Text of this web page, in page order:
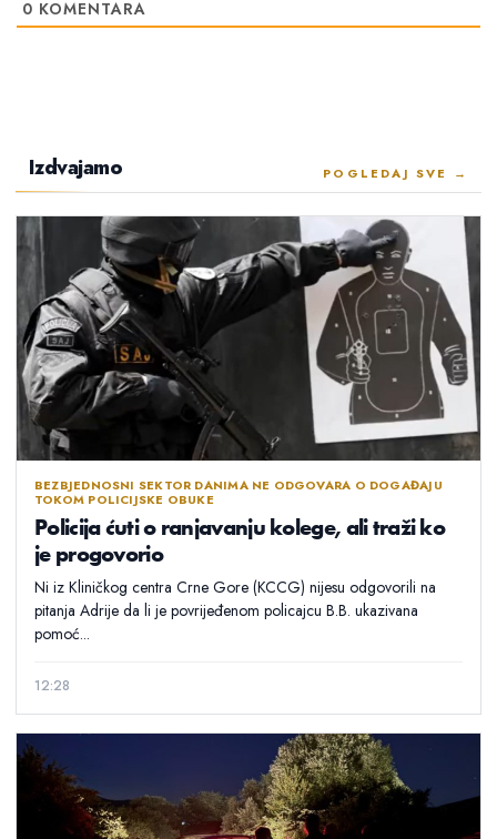
0 KOMENTARA
Izdvajamo POGLEDAJ SVE →
BEZBJEDNOSNI SEKTOR DANIMA NE ODGOVARA O DOGAĐAJU
TOKOM POLICIJSKE OBUKE
Policija ćuti o ranjavanju kolege, ali traži ko
je progovorio
Ni iz Kliničkog centra Crne Gore (KCCG) nijesu odgovorili na
pitanja Adrije da li je povrijeđenom policajcu B.B. ukazivana
pomoć...
12:28